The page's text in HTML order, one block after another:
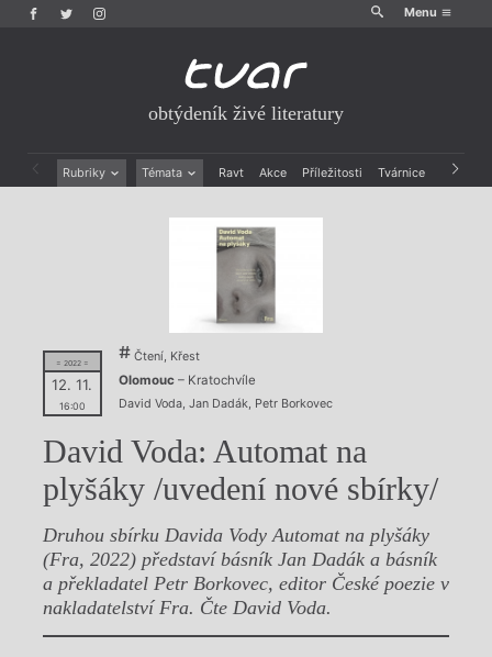
Menu
obtýdeník živé literatury
Rubriky Témata Ravt Akce Příležitosti Tvárnice Archiv
Výroční ceny
= 2022 =
12. 11.
16:00
Čtení, Křest
Olomouc– Kratochvíle
David Voda, Jan Dadák, Petr Borkovec
David Voda: Automat na
plyšáky /uvedení nové sbírky/
Druhou sbírku Davida Vody Automat na plyšáky
(Fra, 2022) představí básník Jan Dadák a básník
a překladatel Petr Borkovec, editor České poezie v
nakladatelství Fra. Čte David Voda.